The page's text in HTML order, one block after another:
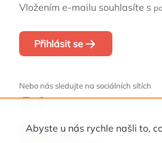
Abyste u nás rychle našli to,
Vložením e-mailu souhlasíte s
Přihlásit se
Nebo nás sledujte na sociálních sítích
Naši partneři